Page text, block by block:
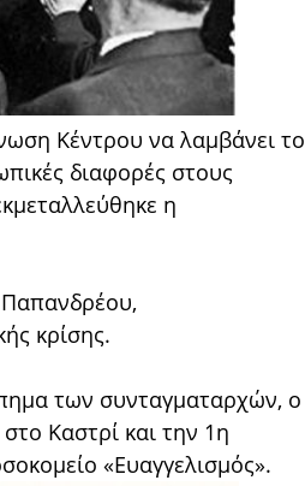
Κέντρου να λαμβάνει το
διαφορές στους
η
Παπανδρέου,
κρίσης.
των συνταγματαρχών, ο
Καστρί και την 1η
«Ευαγγελισμός».